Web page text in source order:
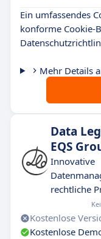
Ein umfassendes
konforme Cookie-
Mehr Details
Data
EQS
Innovative
rechtliche
Kostenlose
Kostenlose